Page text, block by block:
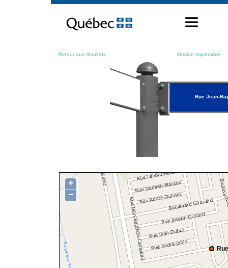
contenu
Retour aux résultats Version imprimable
Rue Jean-
+
−